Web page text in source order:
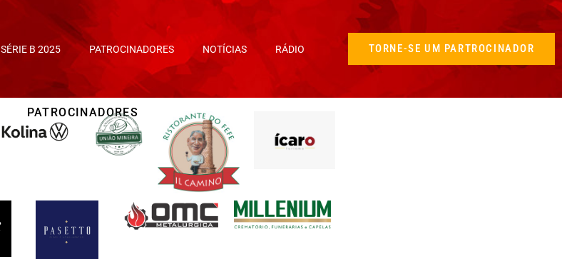
SÉRIE B 2025 PATROCINADORES NOTÍCIAS RÁDIO TORNE-SE UM PARTROCINADOR
PATROCINADORES